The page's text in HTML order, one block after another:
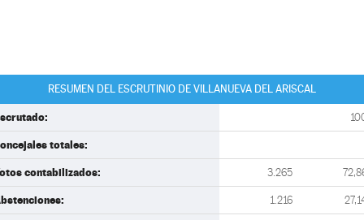
RESUMEN DEL ESCRUTINIO DE VILLANUEVA DEL ARISCAL
totales:
contabilizados: 3.265
1.216